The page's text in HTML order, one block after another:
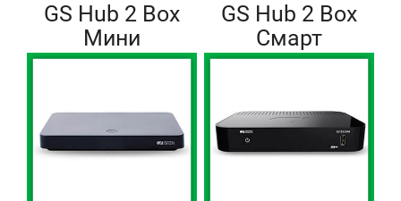
GS Hub 2 Box
Мини
GS Hub 2 Box
Смарт